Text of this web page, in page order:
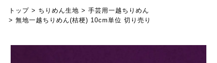
トップ ちりめん生地
手芸用一越ちりめん
無地一越ちりめん(桔梗) 10cm単位 切り売り